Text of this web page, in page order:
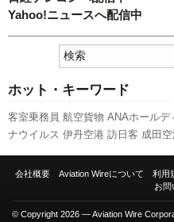
Yahoo!ニュースへ配信中
ホット・キーワード
客室乗務員 航空貨物 ANAホールデ
ナウイルス 伊丹空港 訪日客 成田
国交省 スカイマーク 羽田空港 ピ
福岡空港
キャンペーン
会社概要 Aviation Wireについて 利用
お問
© Copyright 2026 — Aviation Wire